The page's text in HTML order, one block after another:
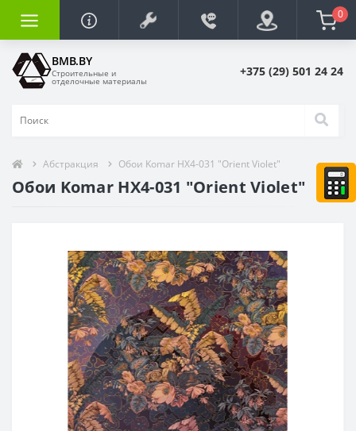
0
BMB.BY
Строительные и
отделочные материалы
+375 (29) 501 24 24
Абстракция Обои Komar HX4-031 "Orient Violet"
Обои Komar HX4-031 "Orient Violet"